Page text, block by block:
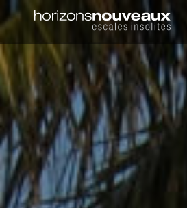
Horizons
Nouveaux